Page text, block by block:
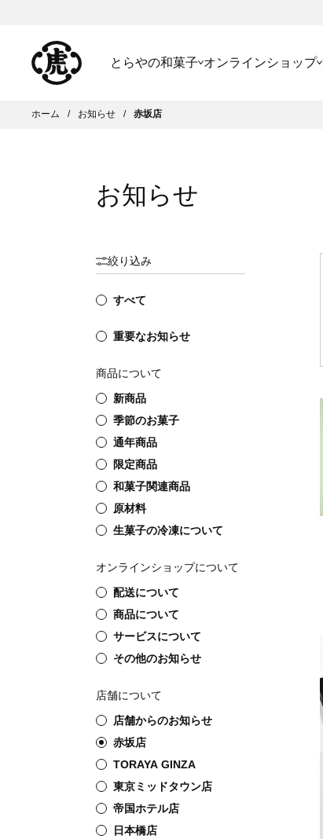
とらやの和菓子 オンラインショップ
ホーム お知らせ 赤坂店
お知らせ
絞り込み
すべて
重要なお知らせ
商品について
新商品
季節のお菓子
通年商品
限定商品
和菓子関連商品
原材料
生菓子の冷凍について
オンラインショップについて
配送について
商品について
サービスについて
その他のお知らせ
店舗について
店舗からのお知らせ
赤坂店
TORAYA GINZA
東京ミッドタウン店
帝国ホテル店
日本橋店